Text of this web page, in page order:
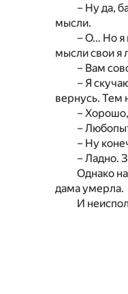
– Ну да,
мысли.
– О… Но я
мысли свои я
– Вам
– Я
вернусь. Тем
–
–
– Ну
– Ладно.
Однако
дама умерла.
И